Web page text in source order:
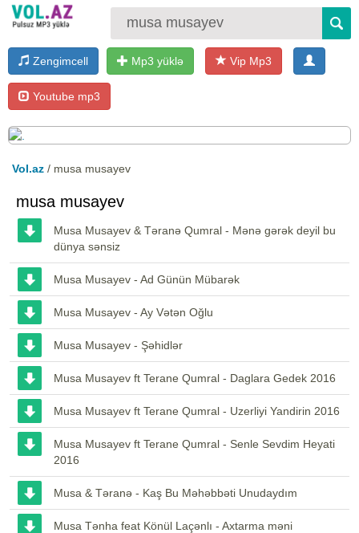
Zengimcell Mp3 yüklə Vip Mp3
Youtube mp3
Vol.az / musa musayev
musa musayev
Musa Musayev & Təranə Qumral - Mənə gərək deyil bu
dünya sənsiz
Musa Musayev - Ad Günün Mübarək
Musa Musayev - Ay Vətən Oğlu
Musa Musayev - Şəhidlər
Musa Musayev ft Terane Qumral - Daglara Gedek 2016
Musa Musayev ft Terane Qumral - Uzerliyi Yandirin 2016
Musa Musayev ft Terane Qumral - Senle Sevdim Heyati
2016
Musa & Təranə - Kaş Bu Məhəbbəti Unudaydım
Musa Tənha feat Könül Laçənlı - Axtarma məni